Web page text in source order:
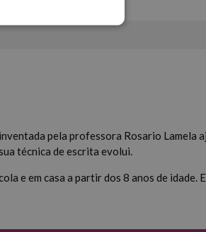
pela professora Rosario Lamela
técnica de escrita evolui.
e em casa a partir dos 8 anos de idade.